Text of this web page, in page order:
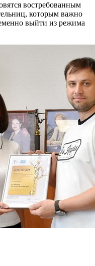
востребованным
которым важно
выйти из режима